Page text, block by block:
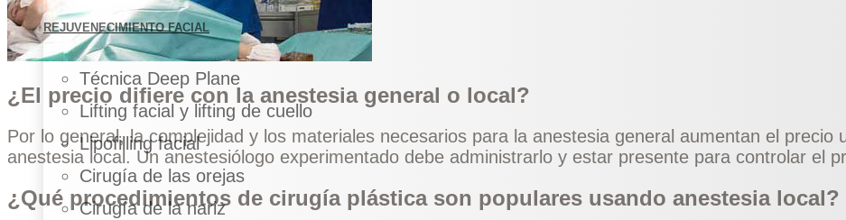
REJUVENECIMIENTO FACIAL
Técnica Deep Plane
Lifting facial y lifting de cuello
Lipofilling facial
Cirugía de las orejas
Cirugía de la nariz
¿El precio difiere con la anestesia general o local?
Por lo general, la complejidad y los materiales necesarios para la anestesia general aumentan el precio
anestesia local. Un anestesiólogo experimentado debe administrarlo y estar presente para controlar el
¿Qué procedimientos de cirugía plástica son populares usando anestesia local?